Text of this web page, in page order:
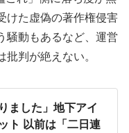
けた虚偽の著作権侵害
騒動もあるなど、運営
判が絶えない。
ました」地下アイ
ト 以前は「二日連